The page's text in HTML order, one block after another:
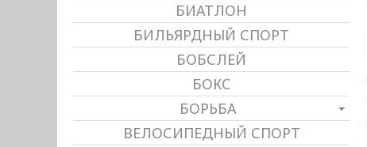
БИАТЛОН
БИЛЬЯРДНЫЙ СПОРТ
БОБСЛЕЙ
БОКС
БОРЬБА
ВЕЛОСИПЕДНЫЙ СПОРТ